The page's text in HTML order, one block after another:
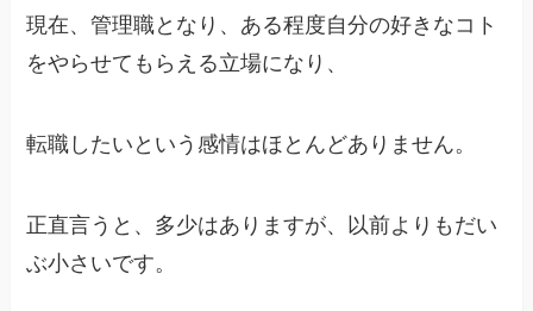
現在、管理職となり、ある程度自分の好きなコト
をやらせてもらえる立場になり、
転職したいという感情はほとんどありません。
正直言うと、多少はありますが、以前よりもだい
ぶ小さいです。